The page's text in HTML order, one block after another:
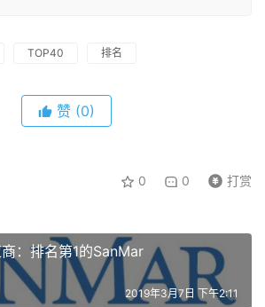
TOP40 排名
赞 (0)
0 0 打赏
：排名第1的SanMar
2019年3月7日 下午2:11